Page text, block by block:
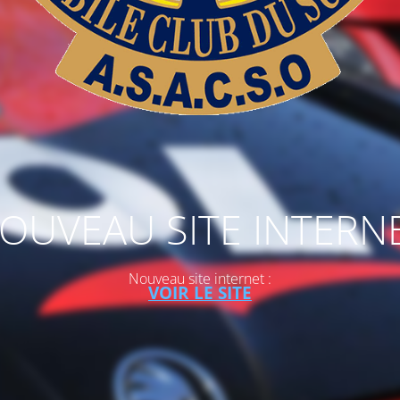
SITE
Nouveau site internet :
VOIR LE SITE